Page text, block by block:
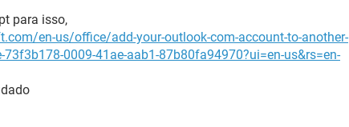
para isso,
en-us/office/add-your-outlook-com-account-to-another-
73f3b178-0009-41ae-aab1-87b80fa94970?ui=en-us&rs=en-